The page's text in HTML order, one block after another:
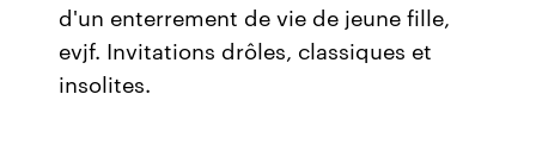
d'un enterrement de vie de jeune fille,
evjf. Invitations drôles, classiques et
insolites.